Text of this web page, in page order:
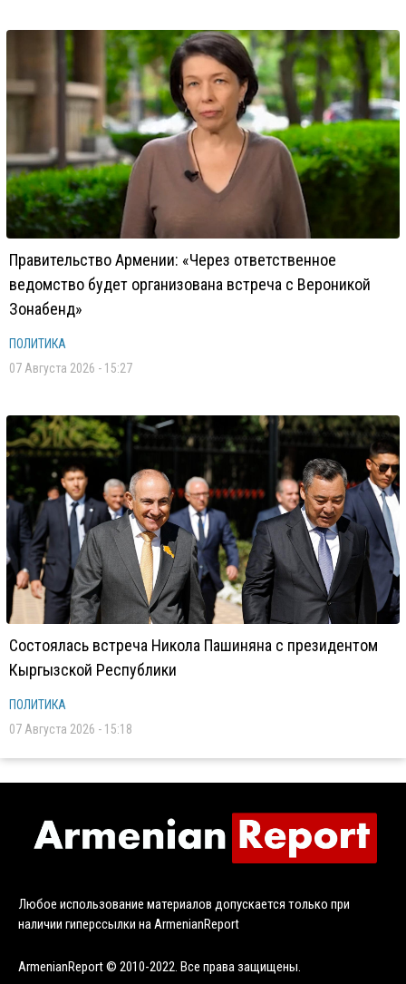
Правительство Армении: «Через ответственное
ведомство будет организована встреча с Вероникой
Зонабенд»
ПОЛИТИКА
07 Августа 2026 - 15:27
Состоялась встреча Никола Пашиняна с президентом
Кыргызской Республики
ПОЛИТИКА
07 Августа 2026 - 15:18
Любое использование материалов допускается только при
наличии гиперссылки на ArmenianReport
ArmenianReport © 2010-2022. Все права защищены.